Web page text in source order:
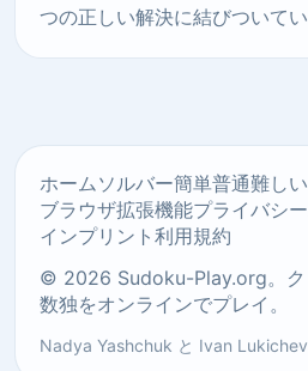
つの正しい解決に結びついてい
ホームソルバー簡単普通難しい
ブラウザ拡張機能プライバシ
インプリント 利用規約
© 2026 Sudoku-Play.org。ク
数独をオンラインでプレイ。
Nadya Yashchuk と Ivan Lukichev